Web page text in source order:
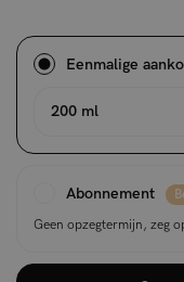
Eenmalige
200 ml
Abonnement
Geen opzegtermijn, zeg